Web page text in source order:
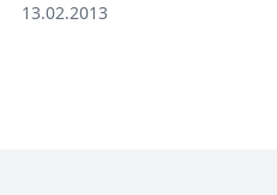
13.02.2013